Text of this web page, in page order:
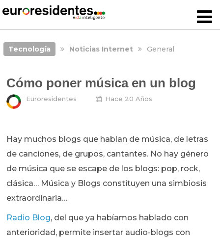
Tecnología Noticias Internet General
Cómo poner música en un blog
Euroresidentes Hace 20 Años
Hay muchos blogs que hablan de música, de letras
de canciones, de grupos, cantantes. No hay género
de música que se escape de los blogs: pop, rock,
clásica… Música y Blogs constituyen una simbiosis
extraordinaria…
Radio Blog, del que ya habíamos hablado con
anterioridad, permite insertar audio-blogs con